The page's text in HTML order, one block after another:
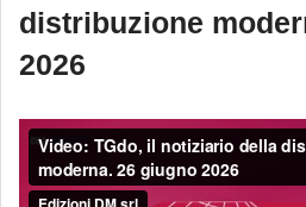
distribuzione
2026
Video: TGdo, il
distribuzione
2026